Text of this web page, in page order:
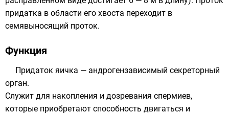
придатка в области его хвоста переходит в
семявыносящий проток.
Функция
Придаток яичка — андрогензависимый секреторный
орган.
Служит для накопления и дозревания спермиев,
которые приобретают способность двигаться и